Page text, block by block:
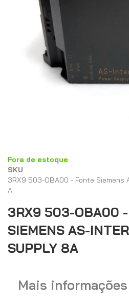
Fora de estoque
SKU
3RX9 503-OBA00 - Fonte Siemens
A
3RX9 503-OBA00
SIEMENS AS-
SUPPLY 8A
Saltar
para
o
início
Galeria
imagens
Mais informações